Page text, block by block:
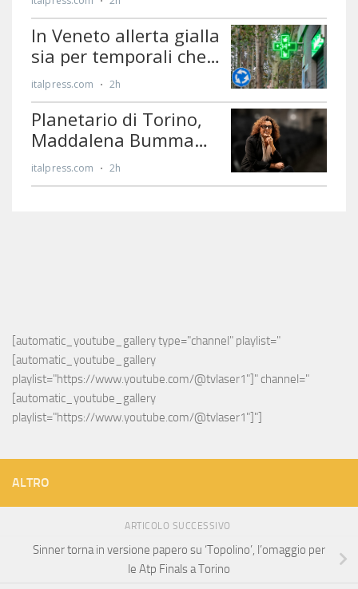
[automatic_youtube_gallery type="channel" playlist="
[automatic_youtube_gallery
playlist="https://www.youtube.com/@tvlaser1"]" channel="
[automatic_youtube_gallery
playlist="https://www.youtube.com/@tvlaser1"]"]
ALTRO
ARTICOLO SUCCESSIVO
Sinner torna in versione papero su ‘Topolino’, l’omaggio per
le Atp Finals a Torino